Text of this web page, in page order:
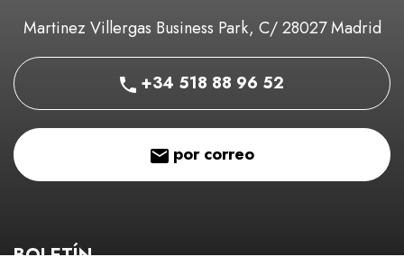
Martinez Villergas Business Park, C/ 28027 Madrid
+34 518 88 96 52
por correo